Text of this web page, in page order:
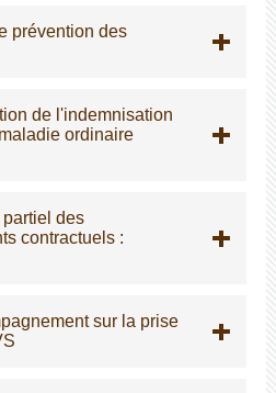
prévention des
de l'indemnisation
ordinaire
partiel des
contractuels :
sur la prise